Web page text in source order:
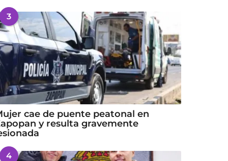
3
cae de puente peatonal en
y resulta gravemente
4